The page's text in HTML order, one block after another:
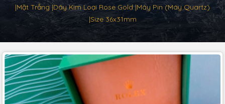
|Mặt Trắng |Dây Kim Loại Rose Gold |Máy Pin (Máy Quartz)
|Size 36x31mm